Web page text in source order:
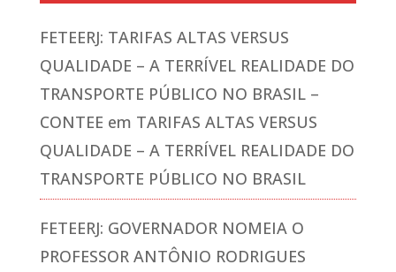
FETEERJ: TARIFAS ALTAS VERSUS
QUALIDADE – A TERRÍVEL REALIDADE DO
TRANSPORTE PÚBLICO NO BRASIL –
CONTEE em TARIFAS ALTAS VERSUS
QUALIDADE – A TERRÍVEL REALIDADE DO
TRANSPORTE PÚBLICO NO BRASIL
FETEERJ: GOVERNADOR NOMEIA O
PROFESSOR ANTÔNIO RODRIGUES